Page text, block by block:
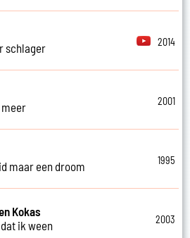
schlager
2014
meer
2001
maar een droom
1995
Kokas
ik ween
2003